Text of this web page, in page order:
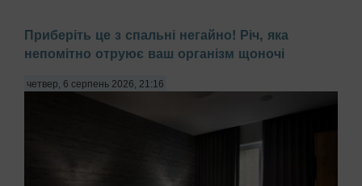
Приберіть це з спальні негайно! Річ, яка
непомітно отруює ваш організм щоночі
четвер, 6 серпень 2026, 21:16